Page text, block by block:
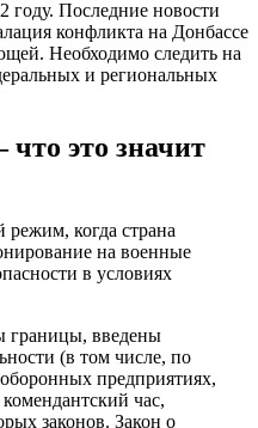
году. Последние новости
конфликта на Донбассе
Необходимо следить на
и региональных
что это значит
когда страна
на военные
в условиях
границы, введены
(в том числе, по
предприятиях,
час,
законов. Закон о